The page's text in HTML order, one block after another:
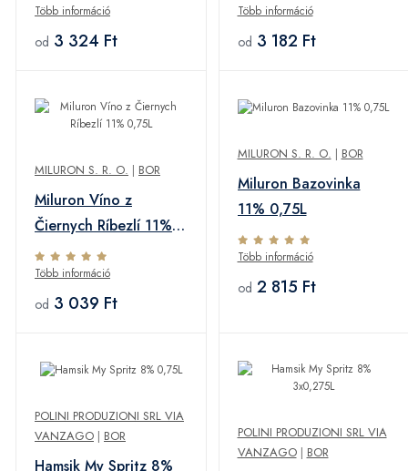
Több információ
od 3 324 Ft
Több információ
od 3 182 Ft
MILURON S. R. O. | BOR
Miluron Víno z
Čiernych Ríbezlí 11%
0,75L
Több információ
od 3 039 Ft
MILURON S. R. O. | BOR
Miluron Bazovinka
11% 0,75L
Több információ
od 2 815 Ft
POLINI PRODUZIONI SRL VIA
VANZAGO | BOR
Hamsik My Spritz 8%
POLINI PRODUZIONI SRL VIA
VANZAGO| BOR